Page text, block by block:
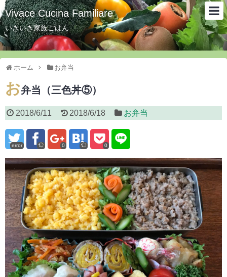
Vivace Cucina Familiare
いきいき家族ごはん
ホーム お弁当
お弁当（三色丼⑤）
2018/6/11 2018/6/18 お弁当
error 0 0